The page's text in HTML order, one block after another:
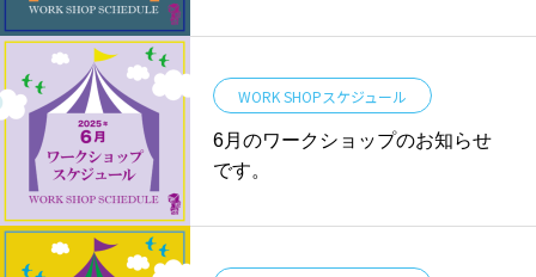
WORK SHOPスケジュール
6月のワークショップのお知らせ
です。